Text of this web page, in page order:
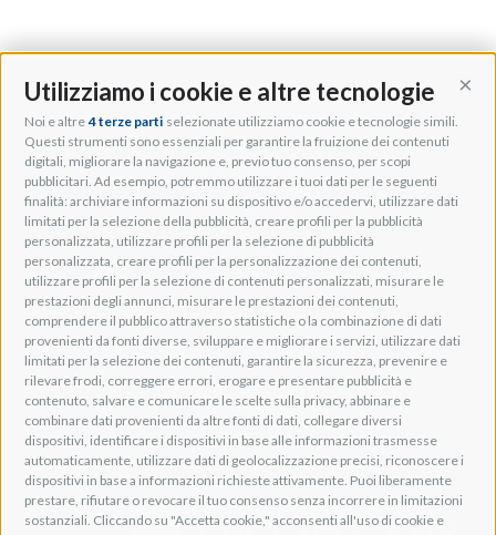
Utilizziamo i cookie e altre tecnologie
Noi e altre 4 terze parti selezionate utilizziamo cookie e tecnologie simili.
Questi strumenti sono essenziali per garantire la fruizione dei contenuti
digitali, migliorare la navigazione e, previo tuo consenso, per scopi
pubblicitari. Ad esempio, potremmo utilizzare i tuoi dati per le seguenti
finalità: archiviare informazioni su dispositivo e/o accedervi, utilizzare dati
limitati per la selezione della pubblicità, creare profili per la pubblicità
personalizzata, utilizzare profili per la selezione di pubblicità
personalizzata, creare profili per la personalizzazione dei contenuti,
utilizzare profili per la selezione di contenuti personalizzati, misurare le
prestazioni degli annunci, misurare le prestazioni dei contenuti,
comprendere il pubblico attraverso statistiche o la combinazione di dati
provenienti da fonti diverse, sviluppare e migliorare i servizi, utilizzare dati
limitati per la selezione dei contenuti, garantire la sicurezza, prevenire e
rilevare frodi, correggere errori, erogare e presentare pubblicità e
contenuto, salvare e comunicare le scelte sulla privacy, abbinare e
combinare dati provenienti da altre fonti di dati, collegare diversi
dispositivi, identificare i dispositivi in base alle informazioni trasmesse
automaticamente, utilizzare dati di geolocalizzazione precisi, riconoscere i
dispositivi in base a informazioni richieste attivamente. Puoi liberamente
prestare, rifiutare o revocare il tuo consenso senza incorrere in limitazioni
sostanziali. Cliccando su "Accetta cookie," acconsenti all'uso di cookie e
Adeo Group S.r.l.
Via della Zarga, 50
Lavis, 38015 TN, Italy
Tel: +39 0461 248211
P.IVA: IT01262500224
PEC: pec@pec.adeogroup.it
SDI: T04ZHR3
info@adeogroup.it
Adeo ProAV
Adeo HomeAV
Adeo Screen
Screen Research
Adeum Cinema Suite